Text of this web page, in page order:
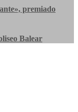
premiado
Balear